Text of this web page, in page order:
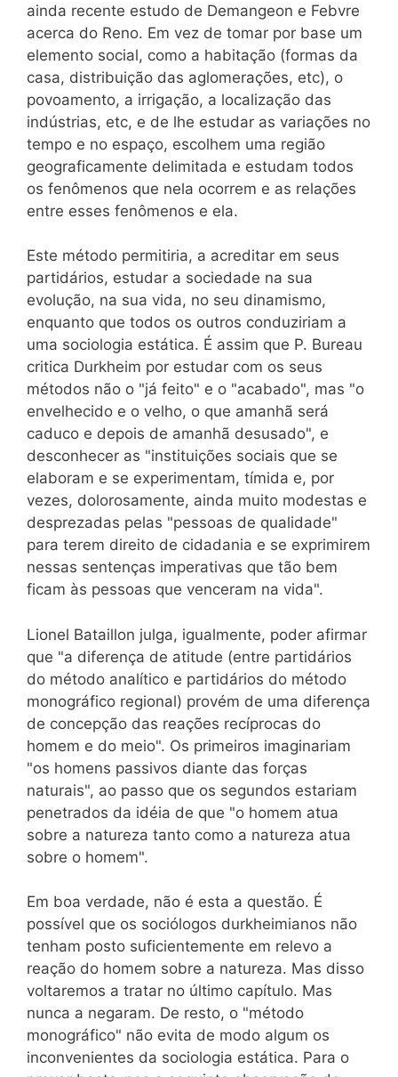
ainda recente estudo de Demangeon e Febvre
acerca do Reno. Em vez de tomar por base um
elemento social, como a habitação (formas da
casa, distribuição das aglomerações, etc), o
povoamento, a irrigação, a localização das
indústrias, etc, e de lhe estudar as variações no
tempo e no espaço, escolhem uma região
geograficamente delimitada e estudam todos
os fenômenos que nela ocorrem e as relações
entre esses fenômenos e ela.
Este método permitiria, a acreditar em seus
partidários, estudar a sociedade na sua
evolução, na sua vida, no seu dinamismo,
enquanto que todos os outros conduziriam a
uma sociologia estática. É assim que P. Bureau
critica Durkheim por estudar com os seus
métodos não o "já feito" e o "acabado", mas "o
envelhecido e o velho, o que amanhã será
caduco e depois de amanhã desusado", e
desconhecer as "instituições sociais que se
elaboram e se experimentam, tímida e, por
vezes, dolorosamente, ainda muito modestas e
desprezadas pelas "pessoas de qualidade"
para terem direito de cidadania e se exprimirem
nessas sentenças imperativas que tão bem
ficam às pessoas que venceram na vida".
Lionel Bataillon julga, igualmente, poder afirmar
que "a diferença de atitude (entre partidários
do método analítico e partidários do método
monográfico regional) provém de uma diferença
de concepção das reações recíprocas do
homem e do meio". Os primeiros imaginariam
"os homens passivos diante das forças
naturais", ao passo que os segundos estariam
penetrados da idéia de que "o homem atua
sobre a natureza tanto como a natureza atua
sobre o homem".
Em boa verdade, não é esta a questão. É
possível que os sociólogos durkheimianos não
tenham posto suficientemente em relevo a
reação do homem sobre a natureza. Mas disso
voltaremos a tratar no último capítulo. Mas
nunca a negaram. De resto, o "método
monográfico" não evita de modo algum os
inconvenientes da sociologia estática. Para o